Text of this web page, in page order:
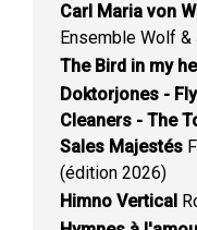
Carl Maria von
Ensemble Wolf
The Bird in my
Doktorjones -
Cleaners - The
Sales Majestés
(édition 2026)
Himno Vertical